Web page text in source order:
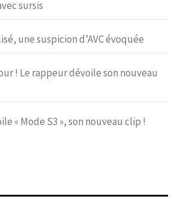
sursis
une suspicion d’AVC évoquée
! Le rappeur dévoile son nouveau
« Mode S3 », son nouveau clip !